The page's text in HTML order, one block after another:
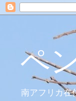
ペ
南アフリカ在